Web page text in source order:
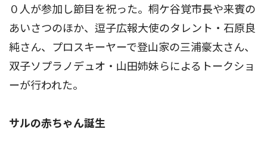
０人が参加し節目を祝った。桐ケ谷覚市長や来賓の
あいさつのほか、逗子広報大使のタレント・石原良
純さん、プロスキーヤーで登山家の三浦豪太さん、
双子ソプラノデュオ・山田姉妹らによるトークショ
ーが行われた。
サルの赤ちゃん誕生